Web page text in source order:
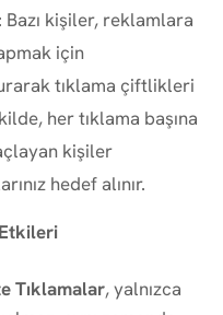
: Bazı kişiler, reklamlara
için
tıklama çiftlikleri
her tıklama başına
kişiler
hedef alınır.
Tıklamalar, yalnızca